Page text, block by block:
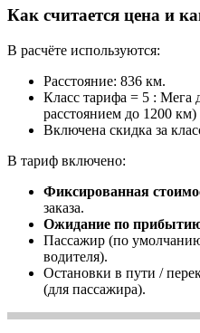
Как считается цена и
В расчёте используются:
Расстояние: 836 км.
Класс тарифа = 5 : Мега
расстоянием до 1200 км)
Включена скидка за
В тариф включено:
Фиксированная
заказа.
Ожидание по
Пассажир (по
водителя).
Остановки в пути /
(для пассажира).